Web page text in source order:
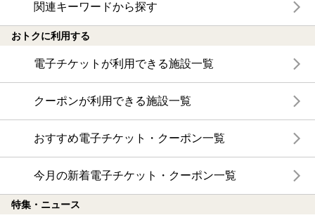
関連キーワードから探す
おトクに利用する
電子チケットが利用できる施設一覧
クーポンが利用できる施設一覧
おすすめ電子チケット・クーポン一覧
今月の新着電子チケット・クーポン一覧
特集・ニュース